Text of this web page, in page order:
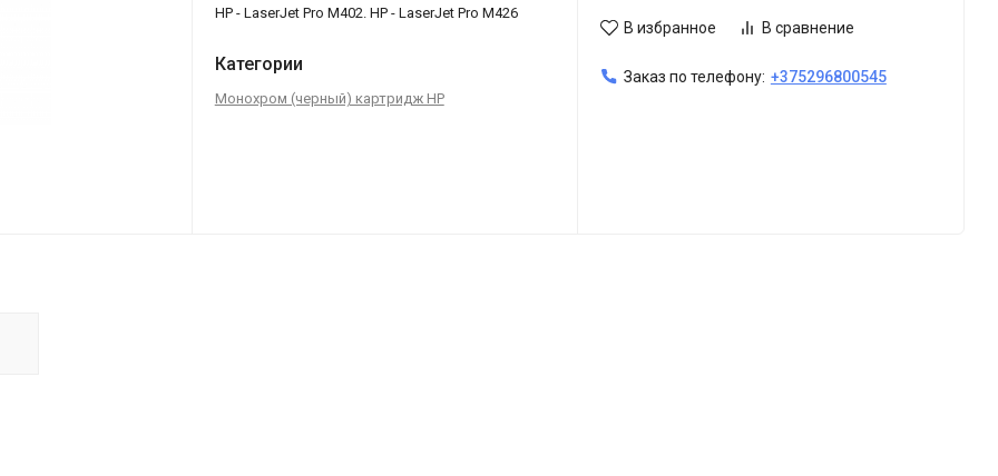
HP - LaserJet Pro M402. HP - LaserJet Pro M426
Категории
Монохром (черный) картридж HP
В избранное В сравнение
Заказ по телефону: +375296800545